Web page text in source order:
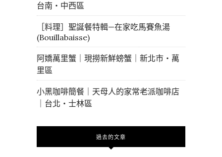
台南・中西區
［料理］聖誕餐特輯—在家吃馬賽魚湯
(Bouillabaisse)
阿嬌萬里蟹｜現撈新鮮螃蟹｜新北市・萬
里區
小黑咖啡簡餐｜天母人的家常老派咖啡店
｜台北・士林區
過去的文章